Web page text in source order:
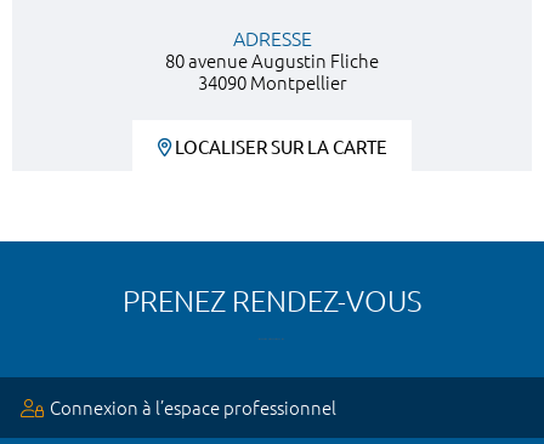
ADRESSE
80 avenue Augustin Fliche
34090 Montpellier
LOCALISER SUR LA CARTE
PRENEZ RENDEZ-VOUS
Connexion à l’espace professionnel